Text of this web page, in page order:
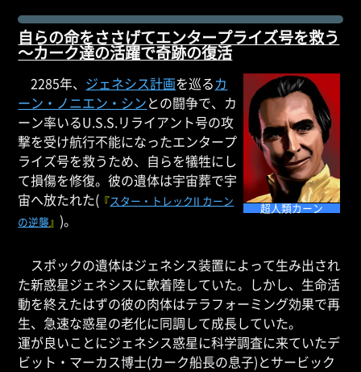
自らの命をささげてエンタープライズ号を救う
～カーク達の活躍で奇跡の復活
超人類カーン
2285年、 ジェネシス計画を巡るカ
ーン・ノニエン・シンとの闘争で、カ
ーン率いるU.S.S.リライアント号の攻
撃を受け航行不能になったエンタープ
ライズ号を救うため、自らを犠牲にし
て損傷を修復。彼の遺体は宇宙葬で宇
宙へ放たれた( 『スター・トレックII カーン
の逆襲 』)。
スポックの遺体はジェネシス装置によって生み出され
た新惑星ジェネシスに軟着陸していた。しかし、生命活
動を終えたはずの彼の肉体はテラフォーミング効果で再
生、急速な惑星の老化に同調して成長していた。
運が良いことにジェネシス惑星に科学調査に来ていたデ
ビット・マーカス博士(カーク船長の息子)とサービック